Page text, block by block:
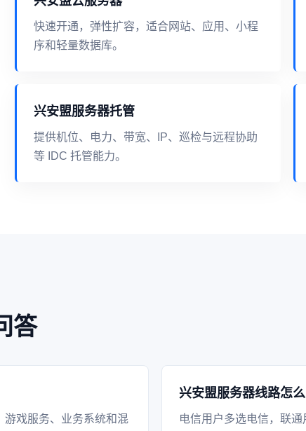
快速开通，弹性扩容，适合网站、应用、小程
序和轻量数据库。
兴安盟服务器托管
提供机位、电力、带宽、IP、巡检与远程协助
等 IDC 托管能力。
答
戏服务、业务系统和混
兴安盟服务器线路怎么
电信用户多选电信，联